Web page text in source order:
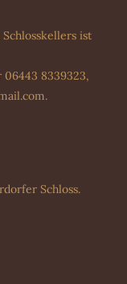
ist
8339323,
.
Schloss.